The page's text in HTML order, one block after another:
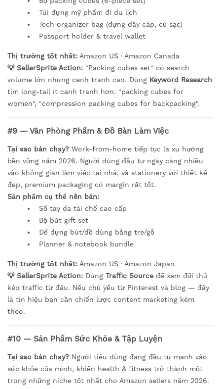
Túi đựng mỹ phẩm đi du lịch
Tech organizer bag (đựng dây cáp, củ sạc)
Passport holder & travel wallet
Thị trường tốt nhất: Amazon US · Amazon Canada
💡 SellerSprite Action: "Packing cubes set" có search
volume lớn nhưng cạnh tranh cao. Dùng Keyword Research
tìm long-tail ít cạnh tranh hơn: "packing cubes for
women", "compression packing cubes for backpacking".
#9 — Văn Phòng Phẩm & Đồ Bàn Làm Việc
Tại sao bán chạy? Work-from-home tiếp tục là xu hướng
bền vững năm 2026. Người dùng đầu tư ngày càng nhiều
vào không gian làm việc tại nhà, và stationery với thiết kế
đẹp, premium packaging có margin rất tốt.
Sản phẩm cụ thể nên bán:
Sổ tay da tái chế cao cấp
Bộ bút gift set
Đế đựng bút/đồ dùng bằng tre/gỗ
Planner & notebook bundle
Thị trường tốt nhất: Amazon US · Amazon Japan
💡 SellerSprite Action: Dùng Traffic Source để xem đối thủ
kéo traffic từ đâu. Nếu chủ yếu từ Pinterest và blog — đây
là tín hiệu bạn cần chiến lược content marketing kèm
theo.
#10 — Sản Phẩm Sức Khỏe & Tập Luyện
Tại sao bán chạy? Người tiêu dùng đang đầu tư mạnh vào
sức khỏe của mình, khiến health & fitness trở thành một
trong những niche tốt nhất cho Amazon sellers năm 2026.